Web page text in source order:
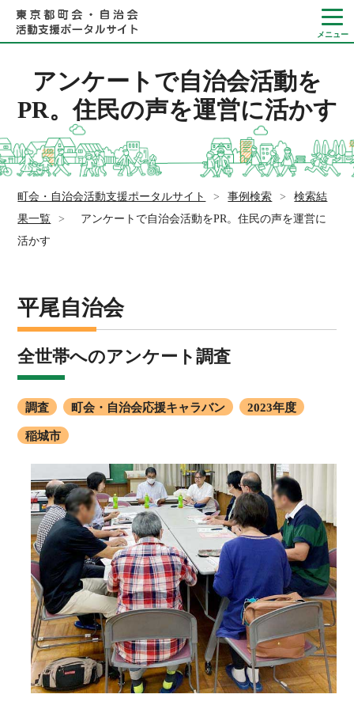
Language
やさしい日本語
ひらがなをつける
アンケートで自治会活動を
PR。住民の声を運営に活かす
町会・自治会活動支援ポータルサイト > 事例検索 >
検索結
果一覧
>
アンケートで自治会活動をPR。住民の声を運営に
活かす
平尾自治会
全世帯へのアンケート調査
調査 町会・自治会応援キャラバン 2023年度
稲城市